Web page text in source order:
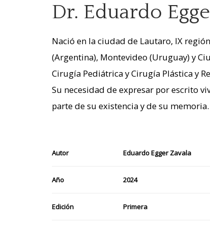
Dr. Eduardo
Nació en la ciudad de Lautaro, IX
(Argentina), Montevideo (Uruguay) y
Cirugía Pediátrica y Cirugía Plástica y
Su necesidad de expresar por escrito
parte de su existencia y de su memoria.
Autor Eduardo Egger Zavala
Año 2024
Edición Primera